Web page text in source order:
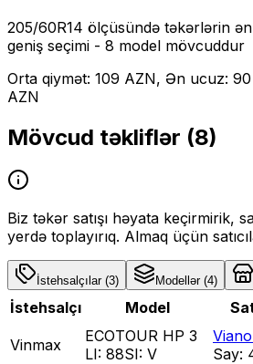
205/60R14 ölçüsündə təkərlərin
geniş seçimi - 8 model mövcuddur
Orta qiymət: 109 AZN, Ən ucuz:
AZN
Mövcud təkliflər (8)
Biz təkər satışı həyata keçirmirik,
yerdə toplayırıq. Almaq üçün
İstehsalçılar(3) Modellər(4)
İstehsalçı Model
Vinmax
ECOTOUR HP 3
LI: 88SI: V
Say: